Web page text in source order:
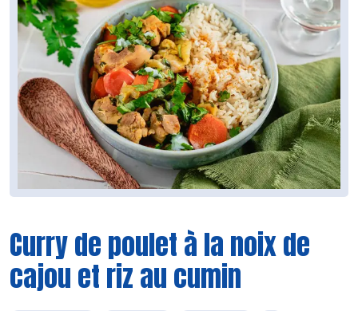
Curry de poulet à la noix de
cajou et riz au cumin